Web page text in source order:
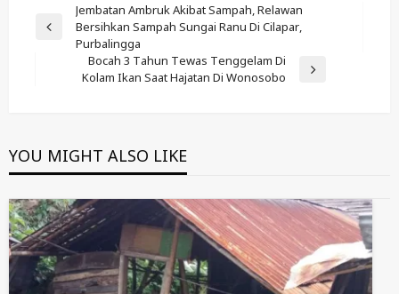
Navigation
Previous
Jembatan Ambruk Akibat Sampah, Relawan
Bersihkan Sampah Sungai Ranu Di Cilapar,
Purbalingga
Bocah 3 Tahun Tewas Tenggelam Di
Kolam Ikan Saat Hajatan Di Wonosobo
YOU MIGHT ALSO LIKE